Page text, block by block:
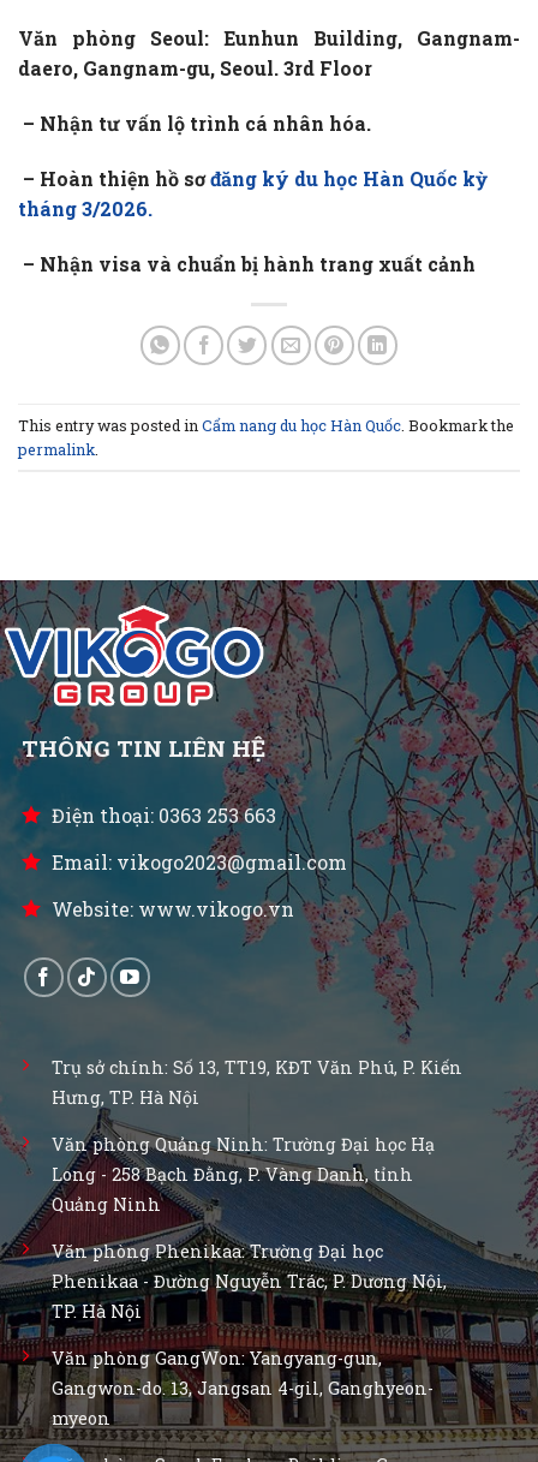
Văn phòng Seoul: Eunhun Building, Gangnam-
daero, Gangnam-gu, Seoul. 3rd Floor
– Nhận tư vấn lộ trình cá nhân hóa.
– Hoàn thiện hồ sơđăng ký du học Hàn Quốc kỳ
tháng 3/2026.
– Nhận visa và chuẩn bị hành trang xuất cảnh
This entry was posted in Cẩm nang du học Hàn Quốc . Bookmark the
permalink
THÔNG TIN LIÊN HỆ
Điện thoại: 0363 253 663
Email: vikogo2023@gmail.com
Website: www.vikogo.vn
Trụ sở chính: Số 13, TT19, KĐT Văn Phú, P. Kiến
Hưng, TP. Hà Nội
Văn phòng Quảng Ninh: Trường Đại học Hạ
Long - 258 Bạch Đằng, P. Vàng Danh, tỉnh
Quảng Ninh
Văn phòng Phenikaa: Trường Đại học
Phenikaa - Đường Nguyễn Trác, P. Dương Nội,
TP. Hà Nội
Văn phòng GangWon: Yangyang-gun,
Gangwon-do. 13, Jangsan 4-gil, Ganghyeon-
myeon